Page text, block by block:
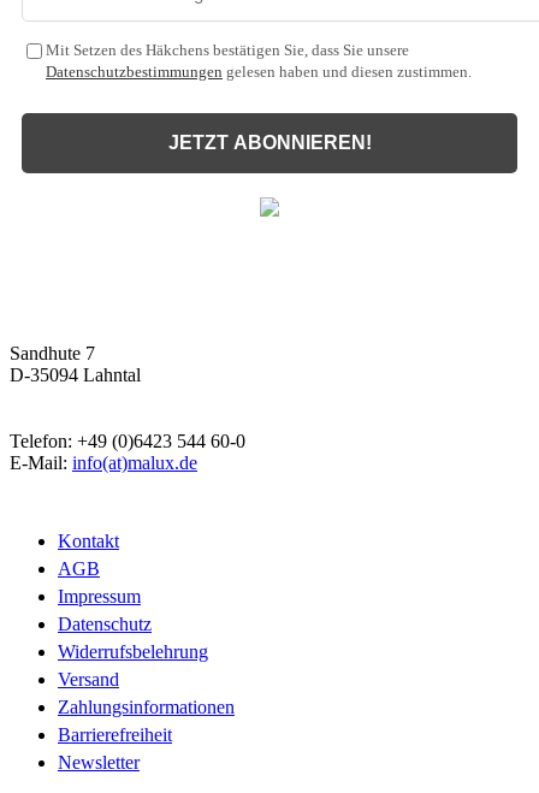
Mit Setzen des Häkchens bestätigen Sie, dass Sie unsere
Datenschutzbestimmungen gelesen haben und diesen zustimmen.
JETZT ABONNIEREN!
Sandhute 7
D-35094 Lahntal
Telefon: +49 (0)6423 544 60-0
E-Mail: info(at)malux.de
Kontakt
AGB
Impressum
Datenschutz
Widerrufsbelehrung
Versand
Zahlungsinformationen
Barrierefreiheit
Newsletter